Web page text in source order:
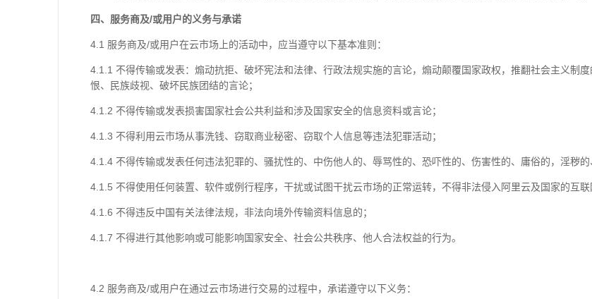
四、服务商及/或用户的义务与承诺
4.1 服务商及/或用户在云市场上的活动中，应当遵守以下基本准则：
4.1.1 不得传输或发表：煽动抗拒、破坏宪法和法律、行政法规实施的言论，煽动颠覆国家政权，推翻社会主义制
恨、民族歧视、破坏民族团结的言论；
4.1.2 不得传输或发表损害国家社会公共利益和涉及国家安全的信息资料或言论；
4.1.3 不得利用云市场从事洗钱、窃取商业秘密、窃取个人信息等违法犯罪活动；
4.1.4 不得传输或发表任何违法犯罪的、骚扰性的、中伤他人的、辱骂性的、恐吓性的、伤害性的、庸俗的，淫秽的
4.1.5 不得使用任何装置、软件或例行程序，干扰或试图干扰云市场的正常运转，不得非法侵入阿里云及国家的互联
4.1.6 不得违反中国有关法律法规，非法向境外传输资料信息的；
4.1.7 不得进行其他影响或可能影响国家安全、社会公共秩序、他人合法权益的行为。
4.2 服务商及/或用户在通过云市场进行交易的过程中，承诺遵守以下义务：